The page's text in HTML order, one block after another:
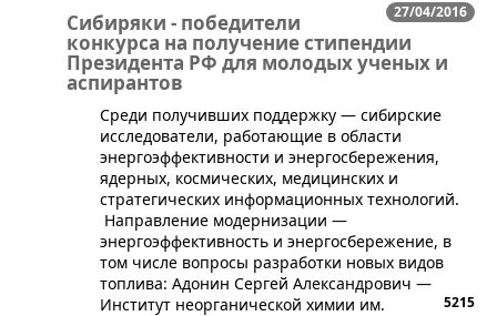
27/04/2016
Сибиряки - победители
конкурса на получение стипендии
Президента РФ для молодых ученых и
аспирантов
Среди получивших поддержку — сибирские
исследователи, работающие в области
энергоэффективности и энергосбережения,
ядерных, космических, медицинских и
стратегических информационных технологий.
Направление модернизации —
энергоэффективность и энергосбережение, в
том числе вопросы разработки новых видов
топлива: Адонин Сергей Александрович —
Институт неорганической химии им.
5215